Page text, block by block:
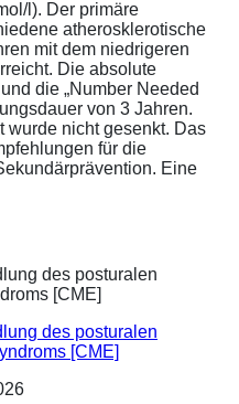
l). Der primäre
atherosklerotische
mit dem niedrigeren
Die absolute
die „Number Needed
von 3 Jahren.
wurde nicht gesenkt. Das
für die
Eine
des posturalen
[CME]